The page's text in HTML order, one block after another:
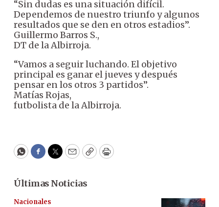
“Sin dudas es una situación difícil.
Dependemos de nuestro triunfo y algunos
resultados que se den en otros estadios”.
Guillermo Barros S.,
DT de la Albirroja.
“Vamos a seguir luchando. El objetivo
principal es ganar el jueves y después
pensar en los otros 3 partidos”.
Matías Rojas,
futbolista de la Albirroja.
WhatsApp
Facebook
Twitter
EmailCopyPrint
Últimas Noticias
Nacionales